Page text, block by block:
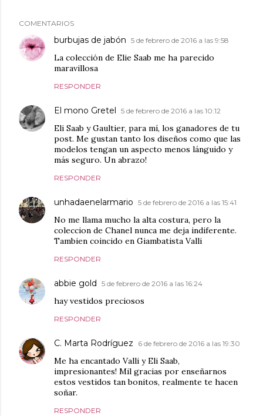
COMENTARIOS
burbujas de jabón 5 de febrero de 2016 a las 9:58
La colección de Elie Saab me ha parecido
maravillosa
RESPONDER
El mono Gretel 5 de febrero de 2016 a las 10:12
Eli Saab y Gaultier, para mí, los ganadores de tu
post. Me gustan tanto los diseños como que las
modelos tengan un aspecto menos lánguido y
más seguro. Un abrazo!
RESPONDER
unhadaenelarmario 5 de febrero de 2016 a las 15:41
No me llama mucho la alta costura, pero la
coleccion de Chanel nunca me deja indiferente.
Tambien coincido en Giambatista Valli
RESPONDER
abbie gold 5 de febrero de 2016 a las 16:24
hay vestidos preciosos
RESPONDER
C. Marta Rodríguez 6 de febrero de 2016 a las 19:30
Me ha encantado Valli y Eli Saab,
impresionantes! Mil gracias por enseñarnos
estos vestidos tan bonitos, realmente te hacen
soñar.
RESPONDER